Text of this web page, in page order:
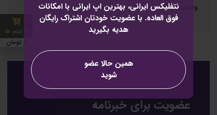
نتفلیکس ایرانی، بهترین اپ ایرانی با امکانات
فوق العاده. با عضویت خودتان اشتراک رایگان
هدیه بگیرید
همین حالا عضو
شوید
وضعیت :تکمیل شده
عضویت
عضویت برای خبرنامه